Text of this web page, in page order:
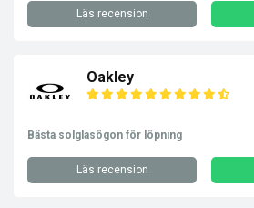
Läs recension
Oakley
Bästa solglasögon för löpning
Läs recension